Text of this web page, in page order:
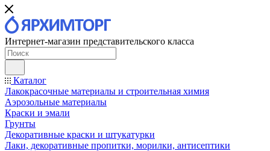
Интернет-магазин представительского класса
Каталог
Лакокрасочные материалы и строительная химия
Аэрозольные материалы
Краски и эмали
Грунты
Декоративные краски и штукатурки
Лаки, декоративные пропитки, морилки, антисептики